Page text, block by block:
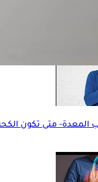
متى تكون الكحة